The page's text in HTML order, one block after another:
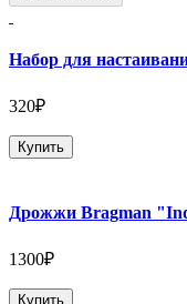
Набор для
320₽
Купить
Дрожжи Bragman
1300₽
Купить